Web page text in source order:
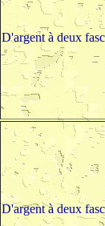
D'argent à deux
D'argent à deux